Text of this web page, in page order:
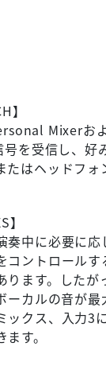
】
Mixerお
を受信し、好
たはヘッドフ
】
奏中に必要に
コントロール
ます。した
ーカルの音が
ックス、入力3
す。